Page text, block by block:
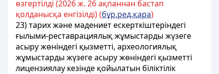
өзгертілді (2026 ж. 26 ақпаннан бастап
қолданысқа енгізілді) (бұр.ред.қара)
23) тарих және мәдениет ескерткіштеріндегі
ғылыми-реставрациялық жұмыстардыжүзеге
асыру жөніндегі қызметті, археологиялық
жұмыстарды жүзеге асыру жөніндегі қызметті
лицензиялау кезінде қойылатын біліктілік